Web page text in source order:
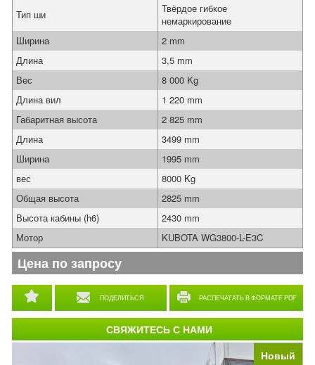
Новый
ПОДЕЛИТЬСЯ РАСПЕЧАТАТЬ В ФОРМАТЕ PDF
Тип ши
Твёрдое гибкое
немаркирование
Ширина
2 mm
Длина
3,5 mm
Вес
8 000 Kg
Длина вил
1 220 mm
Габаритная высота
2 825 mm
Длина
3499 mm
Ширина
1995 mm
вес
8000 Kg
Общая высота
2825 mm
Высота кабины (h6)
2430 mm
Мотор
KUBOTA WG3800-L-E3C
Цена по запросу
СВЯЖИТЕСЬ С НАМИ